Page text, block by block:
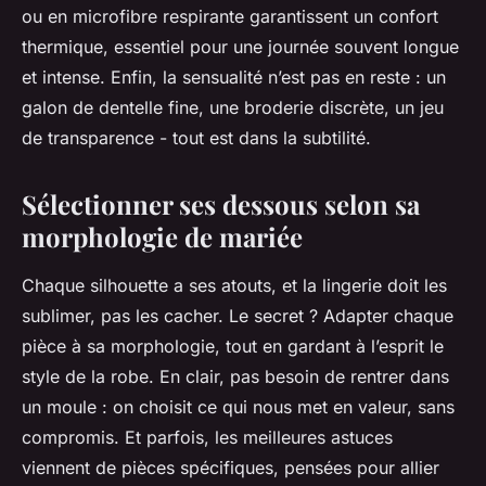
ou en microfibre respirante garantissent un confort
thermique, essentiel pour une journée souvent longue
et intense. Enfin, la sensualité n’est pas en reste : un
galon de dentelle fine, une broderie discrète, un jeu
de transparence - tout est dans la subtilité.
Sélectionner ses dessous selon sa
morphologie de mariée
Chaque silhouette a ses atouts, et la lingerie doit les
sublimer, pas les cacher. Le secret ? Adapter chaque
pièce à sa morphologie, tout en gardant à l’esprit le
style de la robe. En clair, pas besoin de rentrer dans
un moule : on choisit ce qui nous met en valeur, sans
compromis. Et parfois, les meilleures astuces
viennent de pièces spécifiques, pensées pour allier